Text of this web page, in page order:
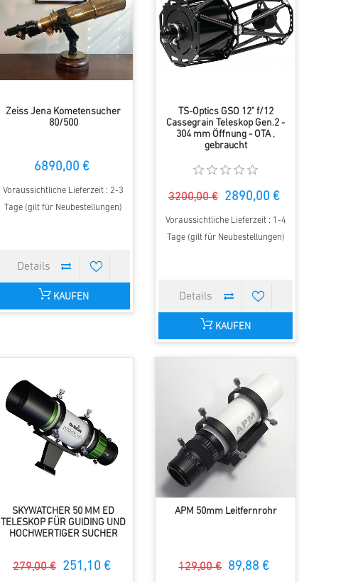
Zeiss Jena Kometensucher
80/500
6890,00 €
Voraussichtliche Lieferzeit : 2-3
Tage (gilt für Neubestellungen)
KAUFEN
TS-Optics GSO 12" f/12
Cassegrain Teleskop Gen.2 -
304 mm Öffnung - OTA ,
gebraucht
3200,00 € 2890,00 €
Voraussichtliche Lieferzeit : 1-4
Tage (gilt für Neubestellungen)
KAUFEN
SKYWATCHER 50 MM ED
TELESKOP FÜR GUIDING UND
HOCHWERTIGER SUCHER
279,00 € 251,10 €
APM 50mm Leitfernrohr
129,00 € 89,88 €